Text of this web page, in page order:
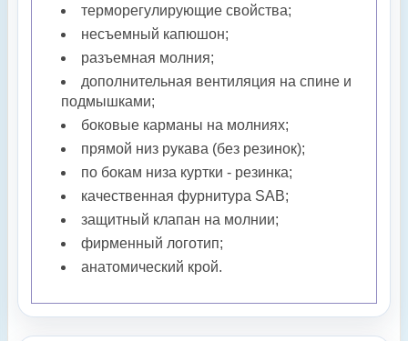
терморегулирующие свойства;
несъемный капюшон;
разъемная молния;
дополнительная вентиляция на спине и
подмышками;
боковые карманы на молниях;
прямой низ рукава (без резинок);
по бокам низа куртки - резинка;
качественная фурнитура SAB;
защитный клапан на молнии;
фирменный логотип;
анатомический крой.